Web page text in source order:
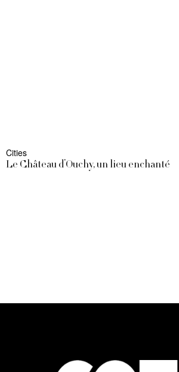
Cities
Le Château d’Ouchy, un lieu enchanté